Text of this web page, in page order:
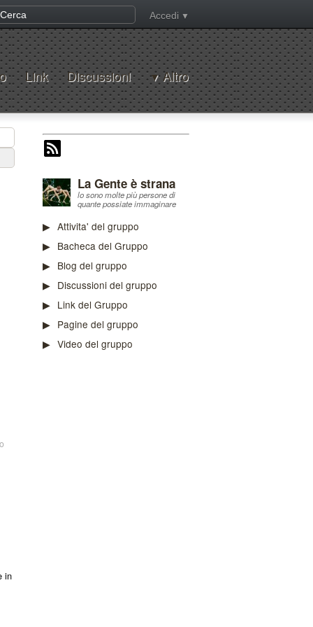
Accedi
Link Discussioni Altro
La Gente è strana
lo sono molte più persone di
quante possiate immaginare
Attivita' del gruppo
Bacheca del Gruppo
Blog del gruppo
Discussioni del gruppo
Link del Gruppo
Pagine del gruppo
Video del gruppo
in